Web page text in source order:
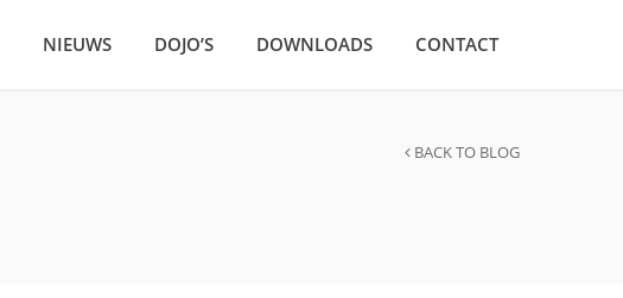
NIEUWS DOJO’S DOWNLOADS CONTACT
BACK TO BLOG